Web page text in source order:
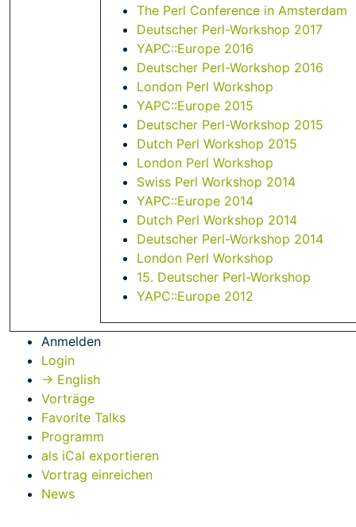
The Perl Conference in Amsterdam
Deutscher Perl-Workshop 2017
YAPC::Europe 2016
Deutscher Perl-Workshop 2016
London Perl Workshop
YAPC::Europe 2015
Deutscher Perl-Workshop 2015
Dutch Perl Workshop 2015
London Perl Workshop
Swiss Perl Workshop 2014
YAPC::Europe 2014
Dutch Perl Workshop 2014
Deutscher Perl-Workshop 2014
London Perl Workshop
15. Deutscher Perl-Workshop
YAPC::Europe 2012
Anmelden
Login
→ English
Vorträge
Favorite Talks
Programm
als iCal exportieren
Vortrag einreichen
News